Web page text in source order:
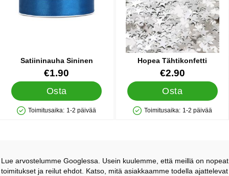
Satiininauha Sininen
Tuote.nro 19687
€1.90
Osta
Saatavuus: Varastossa
Toimitusaika: 1-2 päivää
Hopea Tähtikonfetti
Tuote.nro 41000
€2.90
Osta
Saatavuus: Varastossa
Toimitusaika: 1-2 päivää
Lue arvostelumme Googlessa. Usein kuulemme, että meillä on nopeat
toimitukset ja reilut ehdot. Katso, mitä asiakkaamme todella ajattelevat